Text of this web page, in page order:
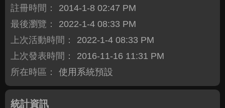
註冊時間：
2014-1-8 02:47 PM
最後瀏覽：
2022-1-4 08:33 PM
上次活動時間：
2022-1-4 08:33 PM
上次發表時間：
2016-11-16 11:31 PM
所在時區：
使用系統預設
統計資訊